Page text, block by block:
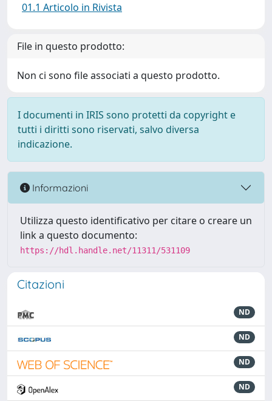
01.1 Articolo in Rivista
File in questo prodotto:
Non ci sono file associati a questo prodotto.
I documenti in IRIS sono protetti da copyright e
tutti i diritti sono riservati, salvo diversa
indicazione.
Informazioni
Utilizza questo identificativo per citare o creare un
link a questo documento:
https://hdl.handle.net/11311/531109
Citazioni
ND
ND
ND
ND